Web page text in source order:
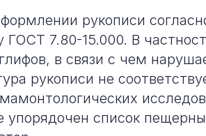
рукописи
7.80-15.000. В
в связи с чем
рукописи не
упорядочен список